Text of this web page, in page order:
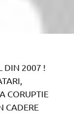
DIN 2007 !
CORUPTIE
CADERE